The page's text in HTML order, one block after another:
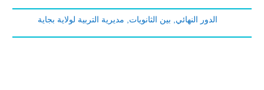
الدور النهائي بين الثانويات مديرية التربية لولاية بجاية